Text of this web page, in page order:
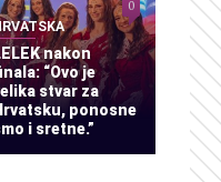
nakon
“Ovo je
stvar za
ponosne
i sretne.”
0